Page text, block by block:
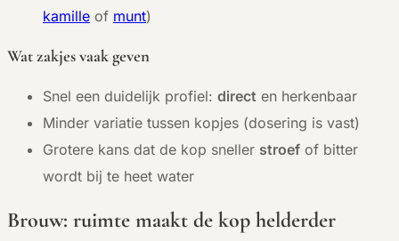
kamille of munt)
Wat zakjes vaak geven
Snel een duidelijk profiel: direct en herkenbaar
Minder variatie tussen kopjes (dosering is vast)
Grotere kans dat de kop sneller stroef of bitter
wordt bij te heet water
Brouw: ruimte maakt de kop helderder